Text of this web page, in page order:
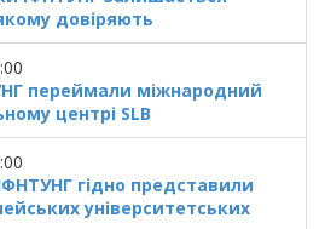
довіряють
переймали міжнародний
центрі SLB
гідно представили
університетських